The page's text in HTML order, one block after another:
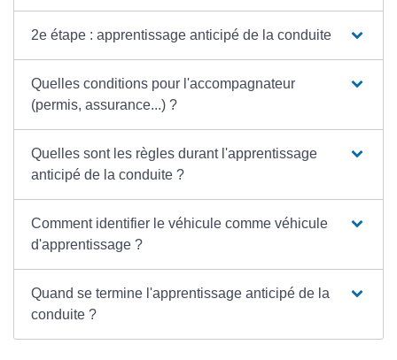
2e étape : apprentissage anticipé de la conduite
Quelles conditions pour l'accompagnateur
(permis, assurance...) ?
Quelles sont les règles durant l'apprentissage
anticipé de la conduite ?
Comment identifier le véhicule comme véhicule
d'apprentissage ?
Quand se termine l'apprentissage anticipé de la
conduite ?